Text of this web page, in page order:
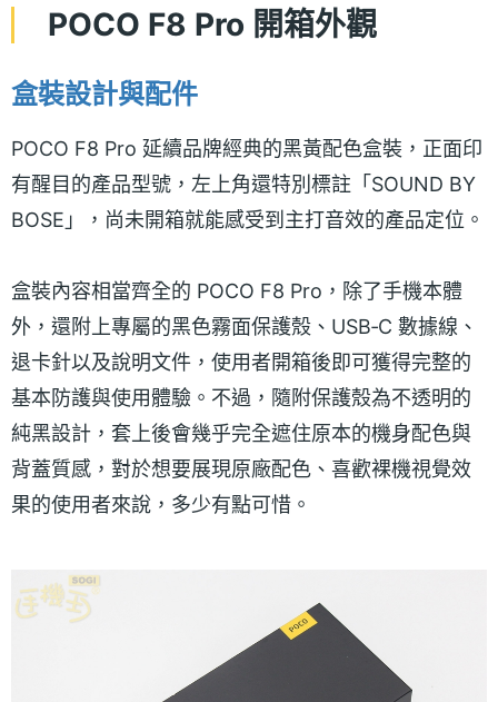
POCO F8 Pro 開箱外觀
盒裝設計與配件
POCO F8 Pro 延續品牌經典的黑黃配色盒裝，正面印
有醒目的產品型號，左上角還特別標註「SOUND BY
BOSE」，尚未開箱就能感受到主打音效的產品定位。
盒裝內容相當齊全的 POCO F8 Pro，除了手機本體
外，還附上專屬的黑色霧面保護殼、USB‑C 數據線、
退卡針以及說明文件，使用者開箱後即可獲得完整的
基本防護與使用體驗。不過，隨附保護殼為不透明的
純黑設計，套上後會幾乎完全遮住原本的機身配色與
背蓋質感，對於想要展現原廠配色、喜歡裸機視覺效
果的使用者來說，多少有點可惜。